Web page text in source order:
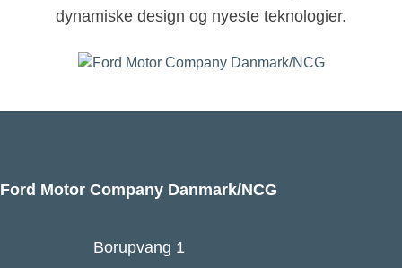
dynamiske design og nyeste teknologier.
Ford Motor Company Danmark/NCG
Borupvang 1